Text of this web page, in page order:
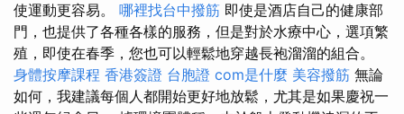
使運動更容易。 哪裡找台中撥筋 即使是酒店自己的健康部
門，也提供了各種各樣的服務，但是對於水療中心，選項繁
殖，即使在春季，您也可以輕鬆地穿越長袍溜溜的組合。
身體按摩課程 香港簽證 台胞證 com是什麼 美容撥筋 無論
如何，我建議每個人都開始更好地放鬆，尤其是如果慶祝一